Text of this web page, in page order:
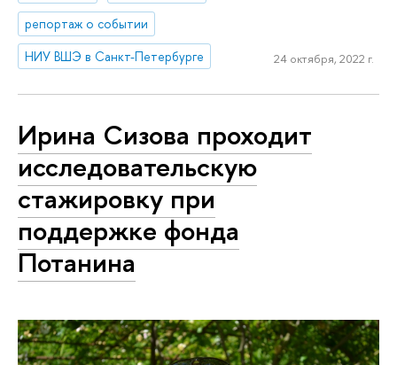
репортаж о событии
НИУ ВШЭ в Санкт-Петербурге
24 октября, 2022 г.
Ирина Сизова проходит
исследовательскую
стажировку при
поддержке фонда
Потанина